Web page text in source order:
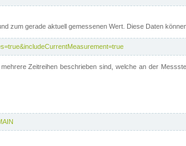
zum gerade aktuell gemessenen Wert. Diese Daten
mehrere Zeitreihen beschrieben sind, welche an der